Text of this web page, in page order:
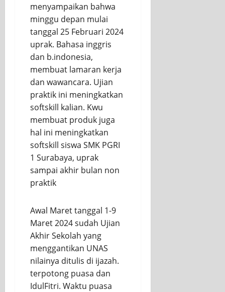
menyampaikan bahwa
minggu depan mulai
tanggal 25 Februari 2024
uprak. Bahasa inggris
dan b.indonesia,
membuat lamaran kerja
dan wawancara. Ujian
praktik ini meningkatkan
softskill kalian. Kwu
membuat produk juga
hal ini meningkatkan
softskill siswa SMK PGRI
1 Surabaya, uprak
sampai akhir bulan non
praktik
Awal Maret tanggal 1-9
Maret 2024 sudah Ujian
Akhir Sekolah yang
menggantikan UNAS
nilainya ditulis di ijazah.
terpotong puasa dan
IdulFitri. Waktu puasa